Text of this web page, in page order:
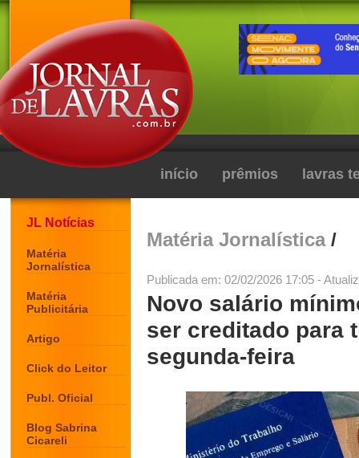
início prêmios lavras
JL Notícias
Matéria
Jornalística
Matéria
Publicitária
Artigo
Click do Leitor
Publ. Oficial
Blog Sabrina
Cicareli
Matéria Jornalística/
Publicada em: 02/02/2026 17:05 -
Novo salário
ser creditado para
segunda-feira